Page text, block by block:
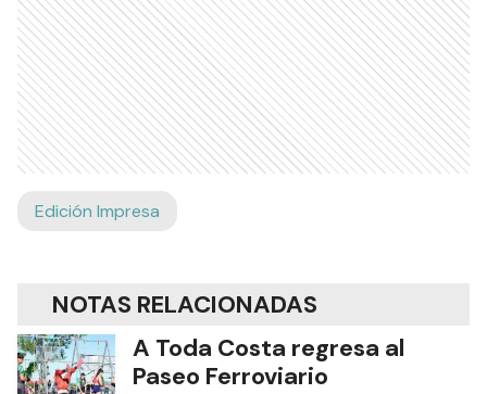
Edición Impresa
NOTAS RELACIONADAS
A Toda Costa regresa al
Paseo Ferroviario